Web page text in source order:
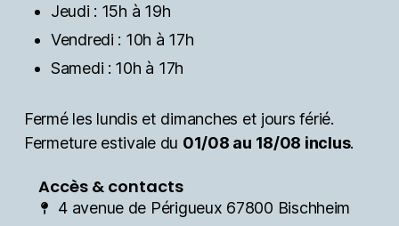
Jeudi : 15h à 19h
Vendredi : 10h à 17h
Samedi : 10h à 17h
Fermé les lundis et dimanches et jours férié.
Fermeture estivale du 01/08 au 18/08 inclus.
Accès & contacts
4 avenue de Périgueux 67800 Bischheim